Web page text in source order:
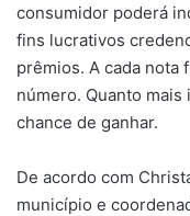
consumidor poderá
fins lucrativos
prêmios. A cada nota
número. Quanto
chance de ganhar.
De acordo com
município e